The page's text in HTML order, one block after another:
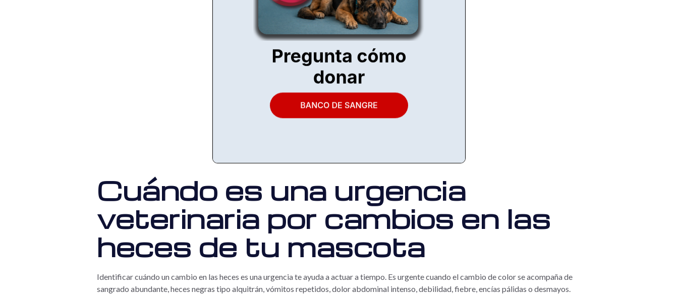
Cuándo es una urgencia
veterinaria por cambios en las
heces de tu mascota
Identificar cuándo un cambio en las heces es una urgencia te ayuda a actuar a tiempo. Es urgente cuando el cambio de color se acompaña de
sangrado abundante, heces negras tipo alquitrán, vómitos repetidos, dolor abdominal intenso, debilidad, fiebre, encías pálidas o desmayos.